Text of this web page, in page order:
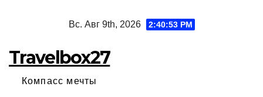
Вс. Авг 9th, 2026 2:40:54 PM
Travelbox27
Компасс мечты